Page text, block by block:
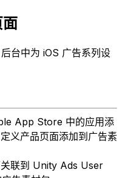
台中为 iOS 广告系列设
App Store 中的应用添
义产品页面添加到广告素
联到 Unity Ads User